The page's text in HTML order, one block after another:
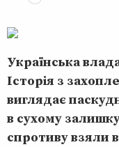
Українська
Історія з
виглядає
в сухому
спротиву взяли